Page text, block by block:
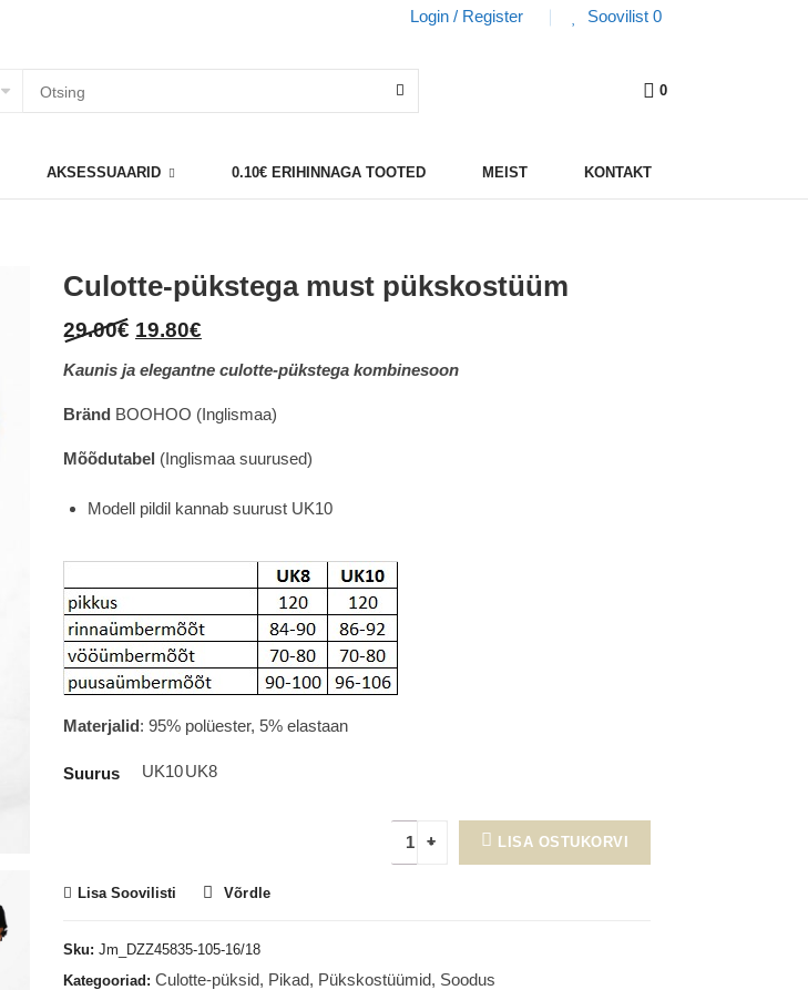
Login / Register Soovilist 0
0
AKSESSUAARID 0.10€ ERIHINNAGA TOOTED MEIST KONTAKT
Culotte-pükstega must pükskostüüm
29.00€ Original
was:
29.00€.
19.80€
19.80€.
Kaunis ja elegantne culotte-pükstega kombinesoon
Bränd BOOHOO (Inglismaa)
Mõõdutabel (Inglismaa suurused)
Modell pildil kannab suurust UK10
Materjalid: 95% polüester, 5% elastaan
Suurus UK10UK8
LISA OSTUKORVI
Lisa Soovilisti Võrdle
Sku: Jm_DZZ45835-105-16/18
Kategooriad: Culotte-püksid, Pikad, Pükskostüümid, Soodus